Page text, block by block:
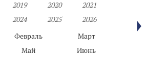
2019 2020
2021
2024 2025
2026
Февраль
Март
Май
Июнь